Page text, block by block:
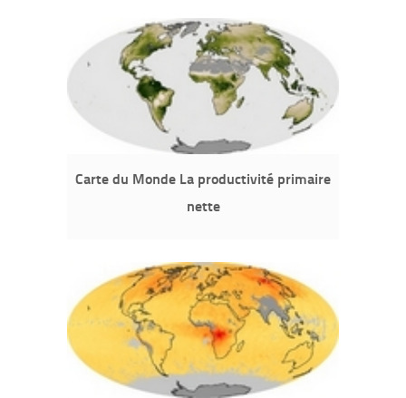
Carte du Monde La productivité primaire
nette